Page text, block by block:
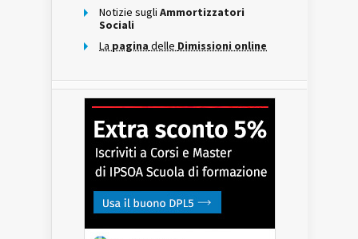
Notizie sugli Ammortizzatori
Sociali
La pagina delle Dimissioni online